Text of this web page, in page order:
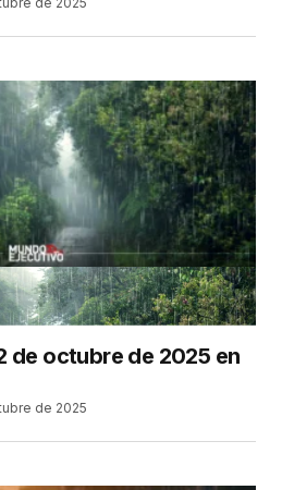
de octubre de 2025 en
de 2025